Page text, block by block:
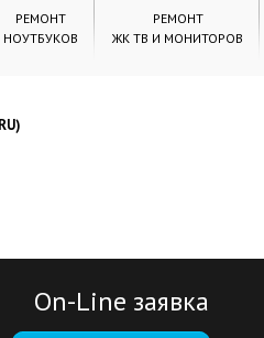
РЕМОНТ
НОУТБУКОВ
РЕМОНТ
ЖК ТВ И МОНИТОРОВ
On-Line заявка